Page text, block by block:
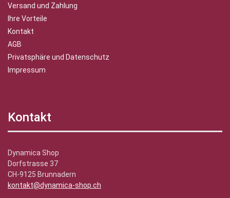
Versand und Zahlung
Ihre Vorteile
Kontakt
AGB
Privatsphäre und Datenschutz
Impressum
Kontakt
Dynamica Shop
Dorfstrasse 37
CH-9125 Brunnadern
kontakt@dynamica-shop.ch